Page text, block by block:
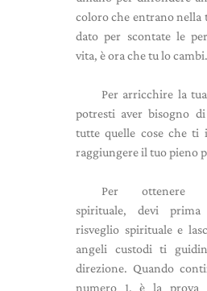
coloro che entrano nella
dato per scontate le
vita, è ora che tu lo cambi.
Per arricchire la
potresti aver bisogno
tutte quelle cose che ti
raggiungere il tuo pieno
Per ottenere
spirituale, devi
risveglio spirituale e
angeli custodi ti
direzione. Quando
numero 1, è la prova